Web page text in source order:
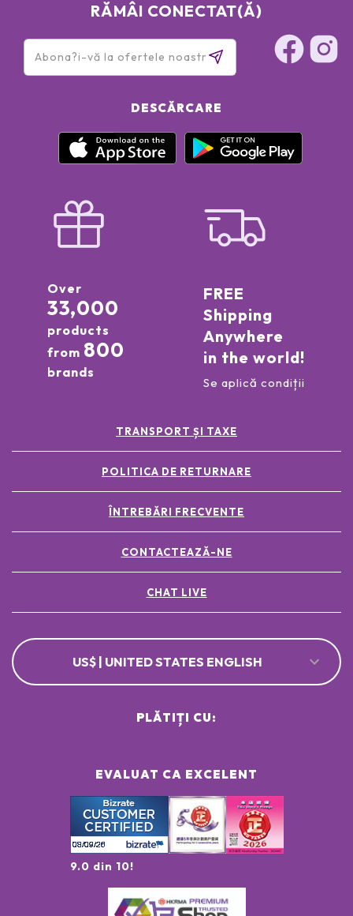
RĂMÂI CONECTAT(Ă)
DESCĂRCARE
Over
33,000
products
from 800
brands
FREE
Shipping
Anywhere
in the world!
Se aplică condiții
TRANSPORT ȘI TAXE
POLITICA DE RETURNARE
ÎNTREBĂRI FRECVENTE
CONTACTEAZĂ-NE
CHAT LIVE
US$ | UNITED STATES ENGLISH
EVALUAT CA EXCELENT
9.0 din 10!
PLĂTIȚI CU: